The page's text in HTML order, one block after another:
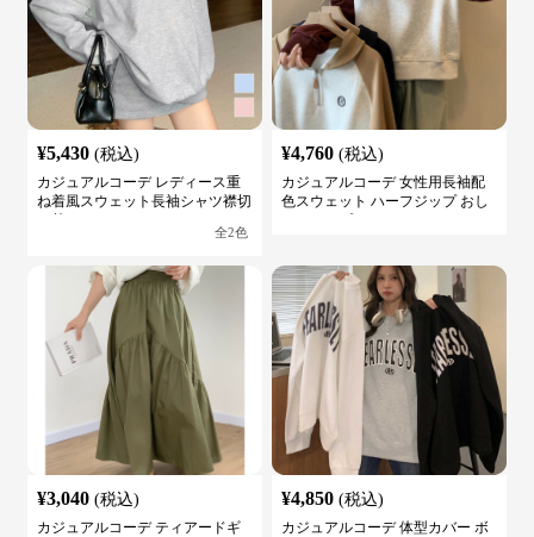
¥5,430 (税込)
カジュアルコーデ レディース重
ね着風スウェット長袖シャツ襟切
全2色
¥4,760 (税込)
カジュアルコーデ 女性用長袖配
色スウェット ハーフジップ おし
¥3,040 (税込)
カジュアルコーデ ティアードギ
¥4,850 (税込)
カジュアルコーデ 体型カバー ボ